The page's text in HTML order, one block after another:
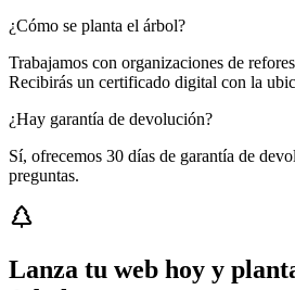
¿Cómo se planta el árbol?
Trabajamos con organizaciones de
Recibirás un certificado digital con la
¿Hay garantía de devolución?
Sí, ofrecemos 30 días de garantía de
preguntas.
Lanza tu web hoy y